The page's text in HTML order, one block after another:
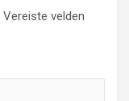
Vereiste velden